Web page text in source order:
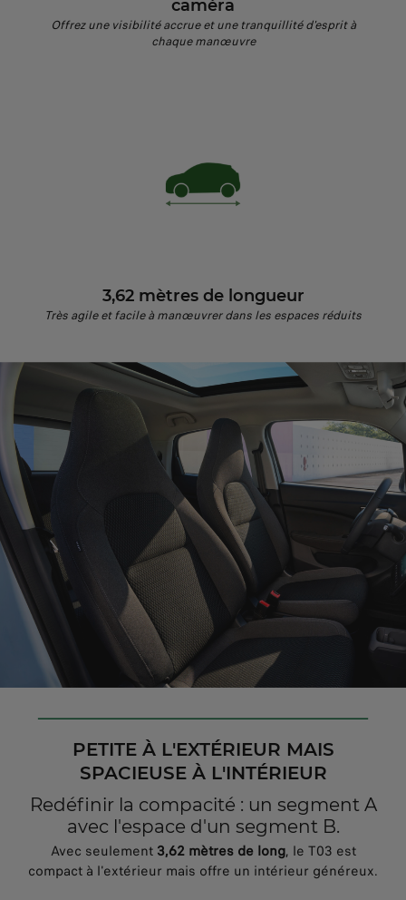
caméra
Offrez une visibilité accrue et une tranquillité d'esprit à
chaque manœuvre
3,62 mètres de longueur
Très agile et facile à manœuvrer dans les espaces réduits
PETITE À L'EXTÉRIEUR MAIS
SPACIEUSE À L'INTÉRIEUR
Redéfinir la compacité : un segment A
avec l'espace d'un segment B.
Avec seulement3,62 mètres de long, le T03 est
compact à l'extérieur mais offre un intérieur généreux.